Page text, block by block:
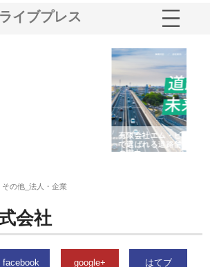
イブプレス
最新ニュー
トピック
有限会社エム・ビルドが南多摩
で選ばれる道路舗装と土木工事
その他_法人・企業
会社
facebook google+ はてブ